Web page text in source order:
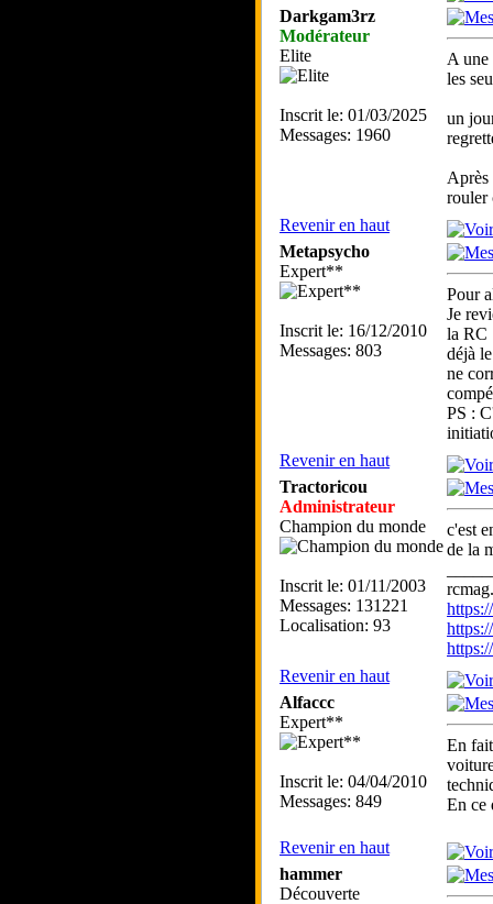
Darkgam3rz
Modérateur
Elite
Inscrit le: 01/03/2025
Messages: 1960
A une
les
un
Après
rouler
Revenir en haut
Metapsycho
Expert**
Inscrit le: 16/12/2010
Messages: 803
Pour
Je
la RC
déjà
ne
PS :
Revenir en haut
Tractoricou
Administrateur
Champion du monde
Inscrit le: 01/11/2003
Messages: 131221
Localisation: 93
c'est
de la
Revenir en haut
Alfaccc
Expert**
Inscrit le: 04/04/2010
Messages: 849
En
En ce
Revenir en haut
hammer
Découverte